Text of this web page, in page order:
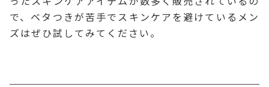
で、ベタつきが苦手でスキンケアを避けているメン
ズはぜひ試してみてください。